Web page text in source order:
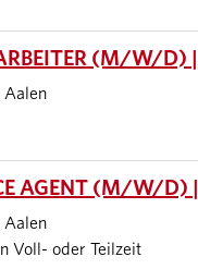
(M/W/D)
Aalen
AGENT (M/W/D)
Aalen
Voll- oder Teilzeit